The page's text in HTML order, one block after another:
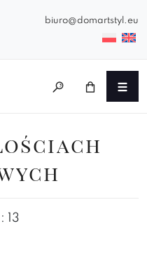
biuro@domartstyl.eu
13